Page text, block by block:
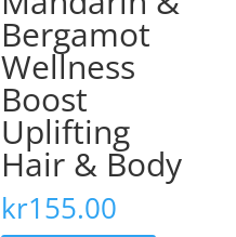
Bergamot
Wellness
Boost
Uplifting
Hair & Body
kr155.00